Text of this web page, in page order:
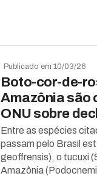
Publicado em 10/03/26
Boto-cor-de-
Amazônia são
ONU sobre
Entre as espécies
passam pelo Brasil
geoffrensis), o tucuxi
Amazônia